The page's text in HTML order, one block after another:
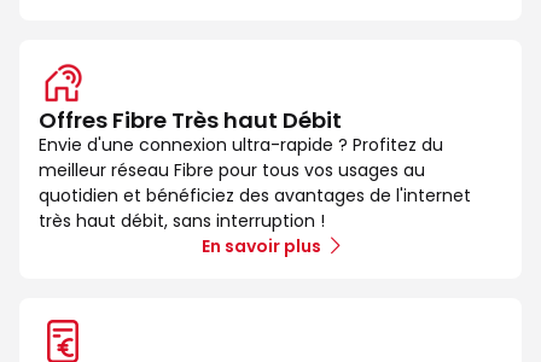
Offres Fibre Très haut Débit
Envie d'une connexion ultra-rapide ? Profitez du
meilleur réseau Fibre pour tous vos usages au
quotidien et bénéficiez des avantages de l'internet
très haut débit, sans interruption !
En savoir plus